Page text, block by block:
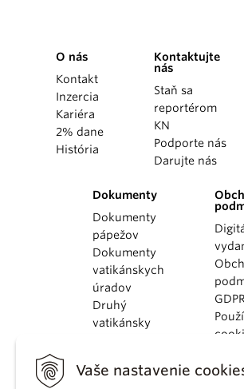
Vaše nastavenie
O nás
Kontakt
Inzercia
Kariéra
2% dane
História
Kontaktujte
nás
Staň sa
reportérom
KN
Podporte nás
Darujte nás
Dokumenty
Dokumenty
pápežov
Dokumenty
vatikánskych
úradov
Druhý
vatikánsky
KBS
GDPR